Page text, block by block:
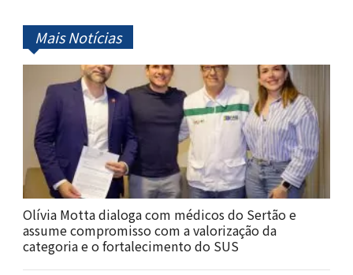
Mais Notícias
Olívia Motta dialoga com médicos do Sertão e
assume compromisso com a valorização da
categoria e o fortalecimento do SUS